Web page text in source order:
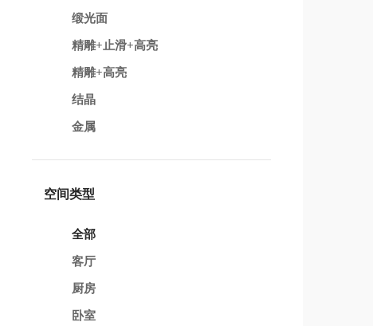
缎光面
精雕+止滑+高亮
精雕+高亮
结晶
金属
空间类型
全部
客厅
厨房
卧室